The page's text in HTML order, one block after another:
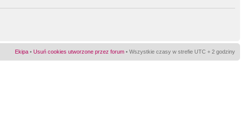
Ekipa • Usuń cookies utworzone przez forum • Wszystkie czasy w strefie UTC + 2 godziny